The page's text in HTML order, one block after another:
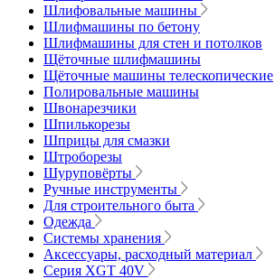
Шлифовальные машины
Шлифмашины по бетону
Шлифмашины для стен и потолков
Щёточные шлифмашины
Щёточные машины телескопические
Полировальные машины
Швонарезчики
Шпилькорезы
Шприцы для смазки
Штроборезы
Шуруповёрты
Ручные инструменты
Для строительного быта
Одежда
Системы хранения
Аксессуары, расходный материал
Серия XGT 40V